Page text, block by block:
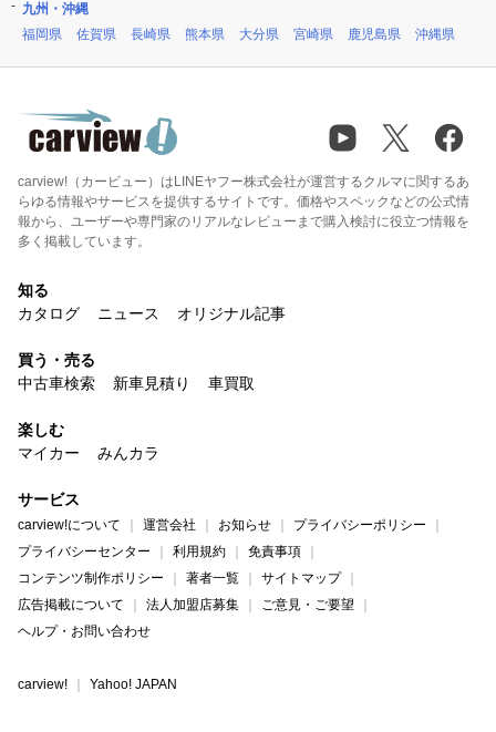
九州・沖縄
福岡県
佐賀県 長崎県 熊本県 大分県 宮崎県 鹿児島県 沖縄県
carview!（カービュー）はLINEヤフー株式会社が運営するクルマに関するあ
らゆる情報やサービスを提供するサイトです。価格やスペックなどの公式情
報から、ユーザーや専門家のリアルなレビューまで購入検討に役立つ情報を
多く掲載しています。
知る
カタログ
ニュース オリジナル記事
買う・売る
中古車検索
新車見積り 車買取
楽しむ
マイカー
みんカラ
サービス
carview!について 運営会社 お知らせ
プライバシーポリシー
プライバシーセンター
利用規約
免責事項
コンテンツ制作ポリシー
著者一覧
サイトマップ
広告掲載について
法人加盟店募集
ご意見・ご要望
ヘルプ・お問い合わせ
carview! Yahoo! JAPAN